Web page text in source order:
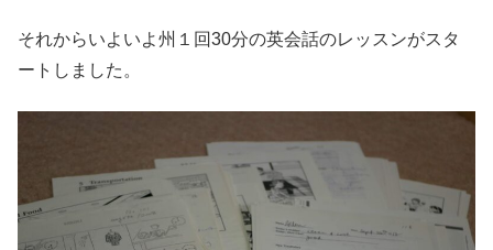
それからいよいよ州１回30分の英会話のレッスンがスタ
ートしました。